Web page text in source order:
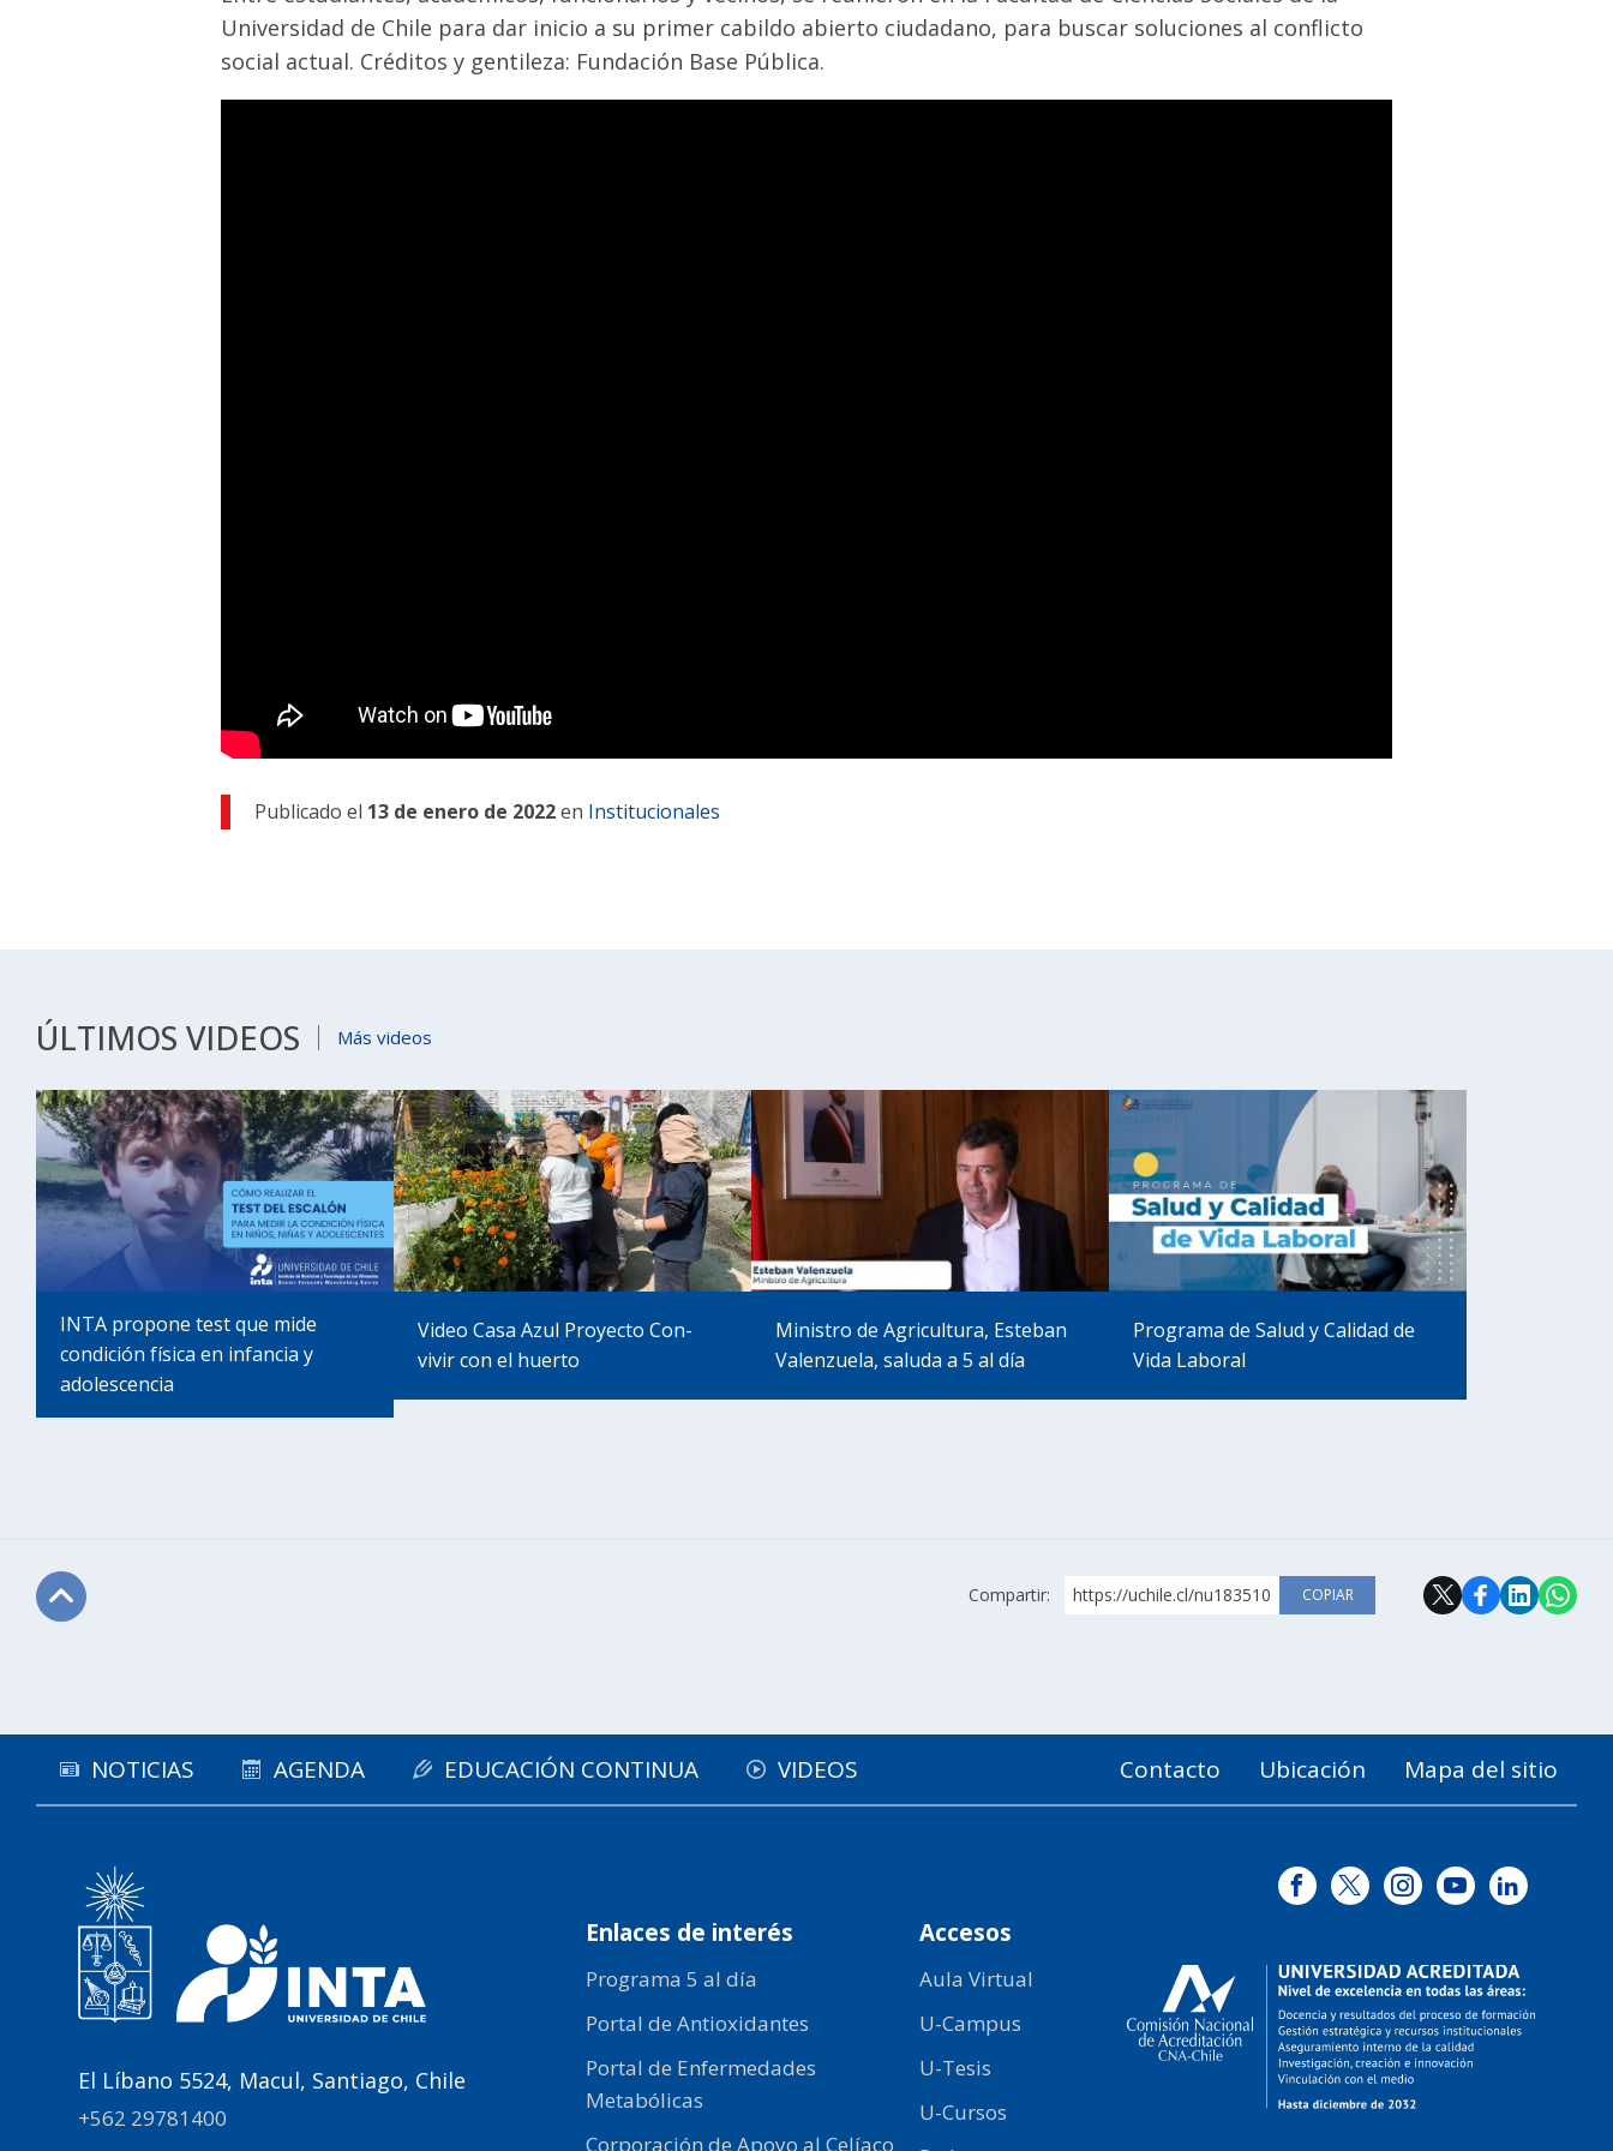
Universidad de Chile para dar inicio a su primer cabildo abierto ciudadano, para buscar soluciones al conflicto
social actual. Créditos y gentileza: Fundación Base Pública.
Publicado el 13 de enero de 2022en Institucionales
ÚLTIMOS VIDEOS Más videos
INTA propone test que mide
condición física en infancia y
adolescencia
Video Casa Azul Proyecto Con-
vivir con el huerto
Ministro de Agricultura, Esteban
Valenzuela, saluda a 5 al día
Programa de Salud y Calidad de
Vida Laboral
Compartir: https://uchile.cl/nu183510 COPIAR
NOTICIAS AGENDA EDUCACIÓN CONTINUA VIDEOS Contacto Ubicación Mapa del sitio
El Líbano 5524, Macul, Santiago, Chile
+562 29781400
Enlaces de interés
Programa 5 al día
Portal de Antioxidantes
Portal de Enfermedades
Metabólicas
Corporación de Apoyo al Celíaco
Accesos
Aula Virtual
U-Campus
U-Tesis
U-Cursos